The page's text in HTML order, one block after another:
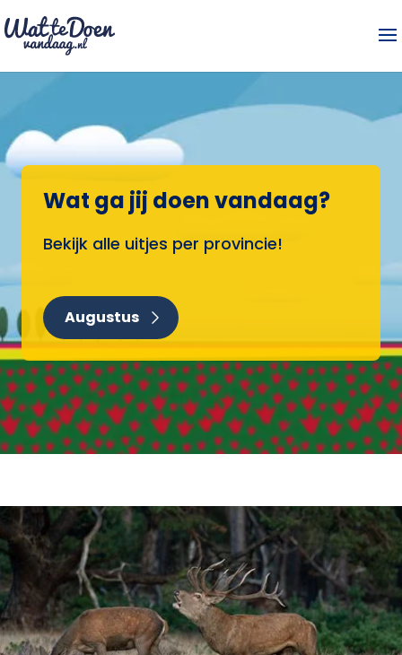
Wat ga jij doen vandaag?
Bekijk alle uitjes per provincie!
Augustus